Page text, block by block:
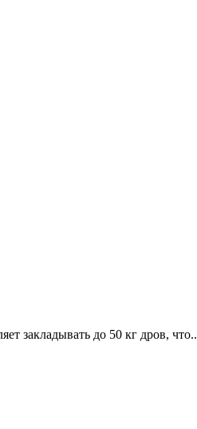
закладывать до 50 кг дров, что..